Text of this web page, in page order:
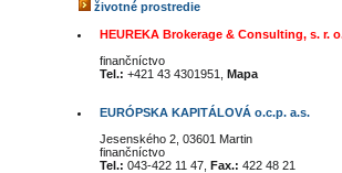
životné prostredie
HEUREKA Brokerage & Consulting, s. r.
finančníctvo
Tel.: +421 43 4301951, Mapa
EURÓPSKA KAPITÁLOVÁ o.c.p. a.s.
Jesenského 2, 03601 Martin
finančníctvo
Tel.: 043-422 11 47, Fax.: 422 48 21